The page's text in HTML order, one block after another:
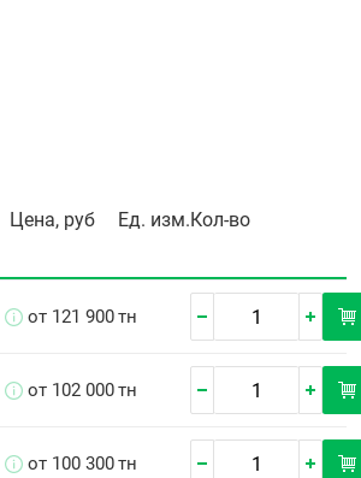
Цена, руб Ед. изм. Кол-во
от 121 900тн
от 102 000тн
от 100 300тн